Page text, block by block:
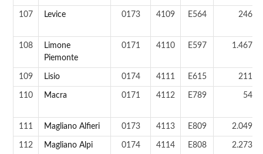
107 Levice 0173 4109 E564 246 ab
108
Limone
Piemonte
0171 4110 E597 1.467 ab
109 Lisio 0174 4111 E615 211 ab
110 Macra 0171 4112 E789 54 ab
111 Magliano Alfieri 0173 4113 E809 2.049 ab
112 Magliano Alpi 0174 4114 E808 2.273 ab